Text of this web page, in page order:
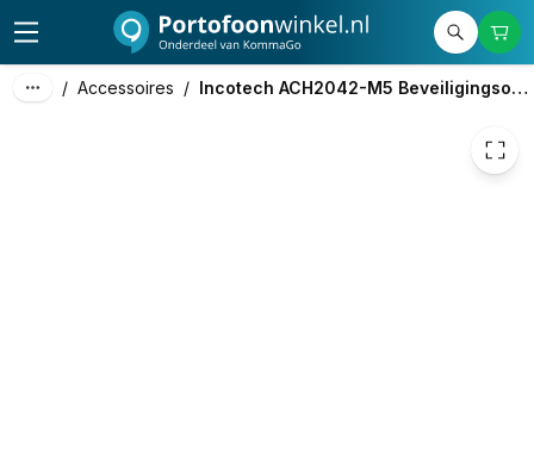
/ Accessoires / Incotech ACH2042-M5 Beveiligingsoortje
48,00 excl. btw
58,08 incl. btw